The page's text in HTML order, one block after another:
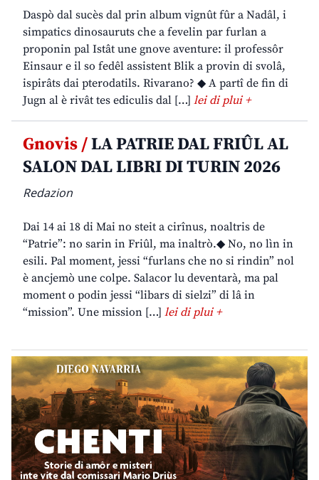
Daspò dal sucès dal prin album vignût fûr a Nadâl, i
simpatics dinosauruts che a fevelin par furlan a
proponin pal Istât une gnove aventure: il professôr
Einsaur e il so fedêl assistent Blik a provin di svolâ,
ispirâts dai pterodatils. Rivarano? ◆ A partî de fin di
Jugn al è rivât tes ediculis dal […] lei di plui +
Gnovis /LA PATRIE DAL FRIÛL AL
SALON DAL LIBRI DI TURIN 2026
Redazion
Dai 14 ai 18 di Mai no steit a cirînus, noaltris de
“Patrie”: no sarin in Friûl, ma inaltrò.◆ No, no lìn in
esili. Pal moment, jessi “furlans che no si rindin” nol
è ancjemò une colpe. Salacor lu deventarà, ma pal
moment o podin jessi “libars di sielzi” di lâ in
“mission”. Une mission […] lei di plui +